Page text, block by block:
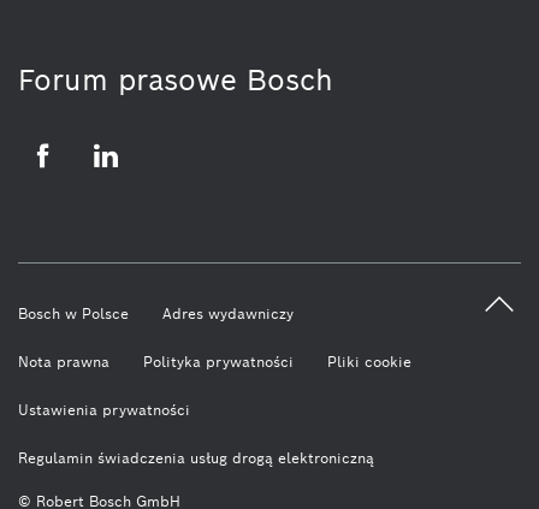
Forum prasowe Bosch
© Robert Bosch GmbH
Bosch w Polsce Adres wydawniczy
Nota prawna Polityka prywatności Pliki cookie
Ustawienia prywatności
Regulamin świadczenia usług drogą elektroniczną